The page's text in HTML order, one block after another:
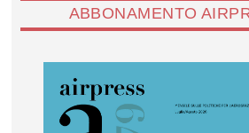
ABBONAMENTO